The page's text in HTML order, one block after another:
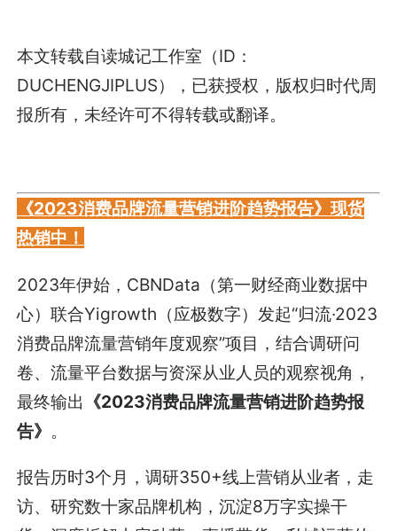
本文转载自读城记工作室（ID：
DUCHENGJIPLUS），已获授权，版权归时代周
报所有，未经许可不得转载或翻译。
《2023消费品牌流量营销进阶趋势报告》现货
热销中！
2023年伊始，CBNData（第一财经商业数据中
心）联合Yigrowth（应极数字）发起“归流·2023
消费品牌流量营销年度观察”项目，结合调研问
卷、流量平台数据与资深从业人员的观察视角，
最终输出 《2023消费品牌流量营销进阶趋势报
告》 。
报告历时3个月，调研350+线上营销从业者，走
访、研究数十家品牌机构，沉淀8万字实操干